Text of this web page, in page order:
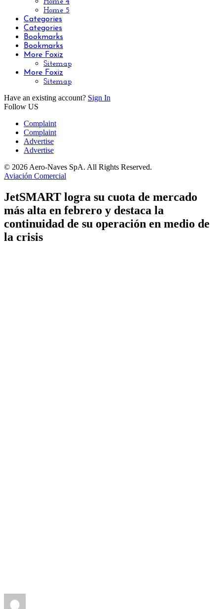
Home 5
Categories
Categories
Bookmarks
Bookmarks
More Foxiz
Sitemap
More Foxiz
Sitemap
Have an existing account? Sign In
Follow US
Complaint
Complaint
Advertise
Advertise
© 2026 Aero-Naves SpA. All Rights Reserved.
Aviación Comercial
JetSMART logra su cuota de mercado
más alta en febrero y destaca la
continuidad de su operación en medio de
la crisis